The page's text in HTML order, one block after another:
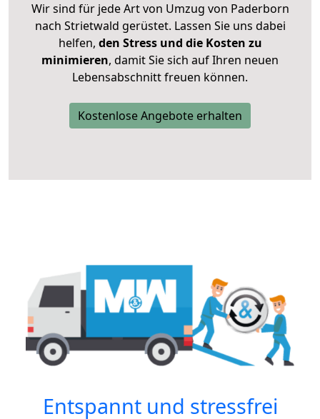
Wir sind für jede Art von Umzug von Paderborn
nach Strietwald gerüstet. Lassen Sie uns dabei
helfen, den Stress und die Kosten zu
minimieren, damit Sie sich auf Ihren neuen
Lebensabschnitt freuen können.
Kostenlose Angebote erhalten
Entspannt und stressfrei